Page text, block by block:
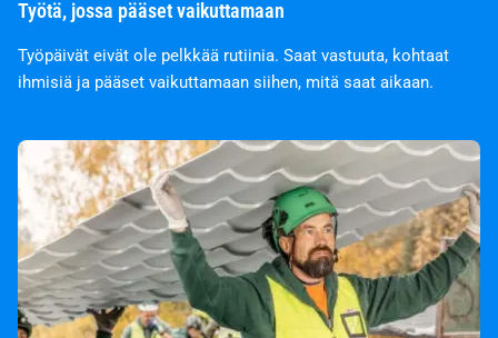
Työtä, jossa pääset vaikuttamaan
Työpäivät eivät ole pelkkää rutiinia. Saat vastuuta, kohtaat
ihmisiä ja pääset vaikuttamaan siihen, mitä saat aikaan.